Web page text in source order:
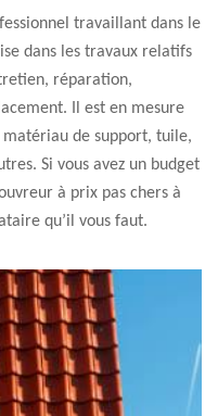
travaillant dans le
dans les travaux relatifs
réparation,
Il est en mesure
de support, tuile,
Si vous avez un budget
à prix pas chers à
qu’il vous faut.